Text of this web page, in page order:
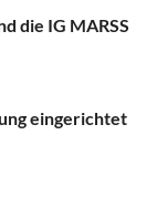
die IG MARSS
eingerichtet